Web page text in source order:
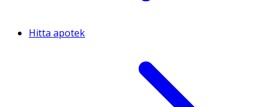
Hitta apotek